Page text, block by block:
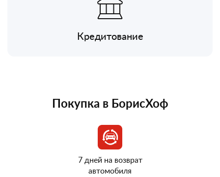
Кредитование
Покупка в БорисХоф
7 дней на возврат
автомобиля